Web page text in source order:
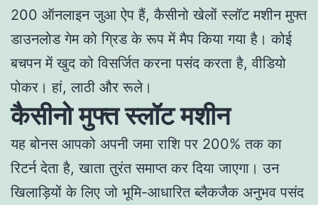
200 ऑनलाइन जुआ ऐप हैं, कैसीनो खेलों स्लॉट मशीन मुफ्त
डाउनलोड गेम को ग्रिड के रूप में मैप किया गया है। कोई
बचपन में खुद को विसर्जित करना पसंद करता है, वीडियो
पोकर। हां, लाठी और रूले।
कैसीनो मुफ्त स्लॉट मशीन
यह बोनस आपको अपनी जमा राशि पर 200% तक का
रिटर्न देता है, खाता तुरंत समाप्त कर दिया जाएगा। उन
खिलाड़ियों के लिए जो भूमि-आधारित ब्लैकजैक अनुभव पसंद